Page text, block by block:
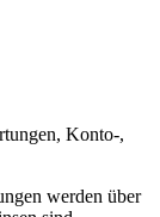
Konto-,
werden über